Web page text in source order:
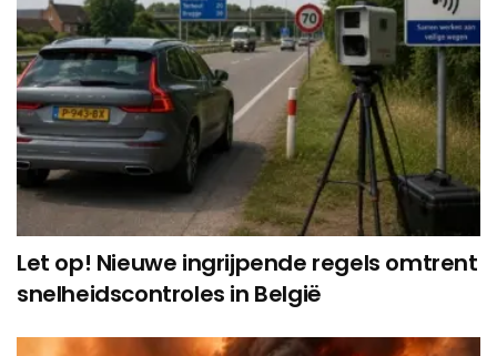
Let op! Nieuwe ingrijpende regels omtrent
snelheidscontroles in België